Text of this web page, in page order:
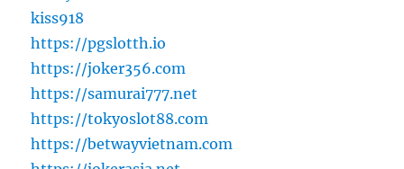
kiss918
https://pgslotth.io
https://joker356.com
https://samurai777.net
https://tokyoslot88.com
https://betwayvietnam.com